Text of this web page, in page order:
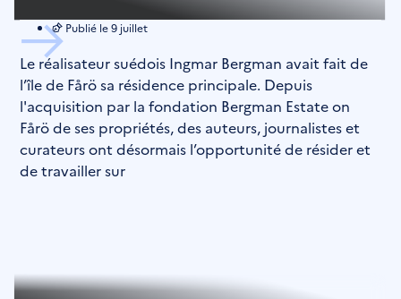
Publié le9 juillet
Le réalisateur suédois Ingmar Bergman avait fait de
l’île de Fårö sa résidence principale. Depuis
l'acquisition par la fondation Bergman Estate on
Fårö de ses propriétés, des auteurs, journalistes et
curateurs ont désormais l’opportunité de résider et
de travailler sur